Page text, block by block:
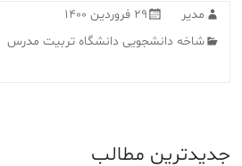
مدیر
۲۹ فروردین ۱۴۰۰
شاخه دانشجویی دانشگاه تربیت مدرس
جدیدترین مطالب